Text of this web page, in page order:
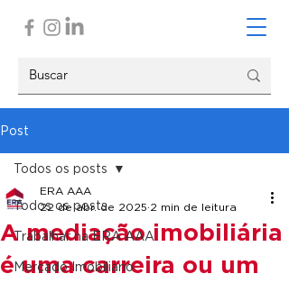
Post
Todos os posts
Trabalhar na ERA AAA
Mercado Imobiliário
Todos os posts
A mediação imobiliária
é uma carreira ou um
ERA AAA
22 de abr. de 2025 2 min de leitura